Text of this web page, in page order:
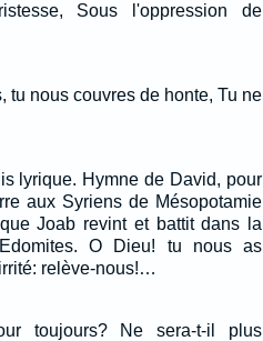
Sous l'oppression de
tu nous couvres de honte, Tu ne
lyrique. Hymne de David, pour
aux Syriens de Mésopotamie
Joab revint et battit dans la
O Dieu! tu nous as
relève-nous!…
toujours? Ne sera-t-il plus